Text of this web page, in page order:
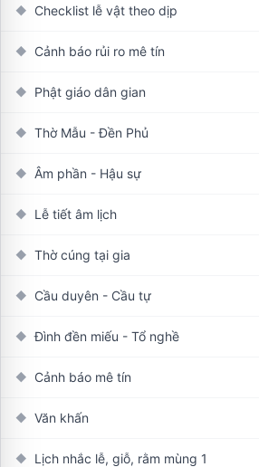
◆ Checklist lễ vật theo dịp
◆ Cảnh báo rủi ro mê tín
◆ Phật giáo dân gian
◆ Thờ Mẫu - Đền Phủ
◆ Âm phần - Hậu sự
◆ Lễ tiết âm lịch
◆ Thờ cúng tại gia
◆ Cầu duyên - Cầu tự
◆ Đình đền miếu - Tổ nghề
◆ Cảnh báo mê tín
◆ Văn khấn
◆ Lịch nhắc lễ, giỗ, rằm mùng 1